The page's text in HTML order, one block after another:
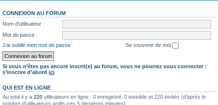
CONNEXION AU FORUM
Nom d’utilisateur :
Mot de passe :
J’ai oublié mon mot de passe
Se souvenir de moi
Si vous n’êtes pas encore inscrit(e) au forum, vous ne pourrez vous connecter :
s’inscrire d’abord ici
QUI EST EN LIGNE
Au total il y a 220 utilisateurs en ligne : 0 enregistré, 0 invisible et 220 invités (d’après le
nombre d’utilisateurs actifs ces 5 dernières minutes)